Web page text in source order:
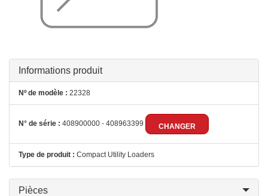
Informations produit
Nº de modèle : 22328
N° de série : 408900000 - 408963399 CHANGER
Type de produit : Compact Utility Loaders
Pièces